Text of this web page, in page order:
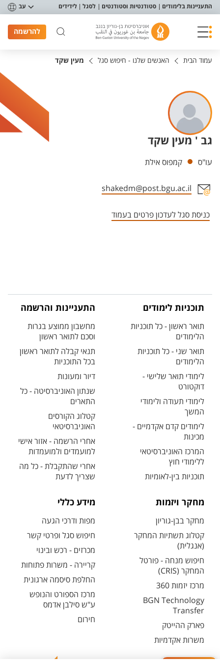
תפריט נגישות
התעניינות בלימודים סטודנטיות וסטודנטים לסגל לידידים עב
להרשמה
עמוד הבית האנשים שלנו - חיפוש סגל מעין שקד
גב ' מעין שקד
יחידות
עו"ס קמפוס אילת
shakedm@post.bgu.ac.il
כניסת סגל לעדכון פרטים בעמוד
תוכניות לימודים
תואר ראשון - כל תוכניות
הלימודים
תואר שני - כל תוכניות
הלימודים
לימודי תואר שלישי -
דוקטורט
לימודי תעודה ולימודי
המשך
לימודים קדם אקדמיים -
מכינות
המרכז האוניברסיטאי
ללימודי חוץ
תוכניות בין-לאומיות
התעניינות והרשמה
מחשבון ממוצע בגרות
וסכם לתואר ראשון
תנאי קבלה לתואר ראשון
בכל התוכניות
דיור ומעונות
שנתון האוניברסיטה - כל
התארים
קטלוג הקורסים
האוניברסיטאי
אחרי הרשמה - אזור אישי
למועמדים ולמועמדות
אחרי שהתקבלת - כל מה
שצריך לדעת
מחקר ויזמות
מחקר בבן-גוריון
קטלוג תשתיות המחקר
(אנגלית)
חיפוש מנחה - פורטל
המחקר (CRIS)
מרכז יזמות 360
BGN Technology
Transfer
פארק ההייטק
משרות אקדמיות
מידע כללי
מפות ודרכי הגעה
חיפוש סגל ופרטי קשר
מכרזים - רכש ובינוי
קריירה - משרות פתוחות
החלפת סיסמה ארגונית
מרכז הספורט והנופש
ע"ש סילבן אדמס
חירום